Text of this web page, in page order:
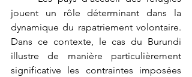
jouent un rôle déterminant dans la
dynamique du rapatriement volontaire.
Dans ce contexte, le cas du Burundi
illustre de manière particulièrement
significative les contraintes imposées